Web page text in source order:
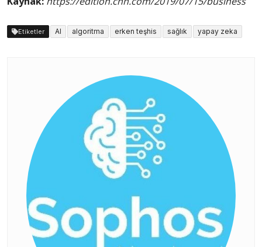
Etiketler AI algoritma erken teşhis sağlık yapay zeka